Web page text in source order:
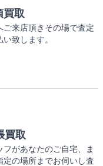
買取
ご来店頂きその場で査定
い致します。
買取
フがあなたのご自宅、ま
定の場所までお伺いし査